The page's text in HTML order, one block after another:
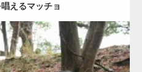
えるマッチョ
組「ひるおび」にてマッスルプ
れま…